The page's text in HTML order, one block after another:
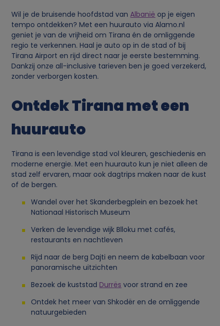
Wil je de bruisende hoofdstad vanAlbanië op je eigen
tempo ontdekken? Met een huurauto via Alamo.nl
geniet je van de vrijheid om Tirana én de omliggende
regio te verkennen. Haal je auto op in de stad of bij
Tirana Airport en rijd direct naar je eerste bestemming.
Dankzij onze all-inclusive tarieven ben je goed verzekerd,
zonder verborgen kosten.
Ontdek Tirana met een
huurauto
Tirana is een levendige stad vol kleuren, geschiedenis en
moderne energie. Met een huurauto kun je niet alleen de
stad zelf ervaren, maar ook dagtrips maken naar de kust
of de bergen.
Wandel over het Skanderbegplein en bezoek het
Nationaal Historisch Museum
Verken de levendige wijk Blloku met cafés,
restaurants en nachtleven
Rijd naar de berg Dajti en neem de kabelbaan voor
panoramische uitzichten
Bezoek de kuststad Durrës voor strand en zee
Ontdek het meer van Shkodër en de omliggende
natuurgebieden